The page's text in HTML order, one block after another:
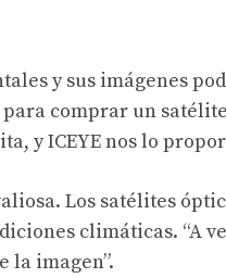
y sus imágenes
comprar un
y ICEYE nos lo
Los satélites
climáticas. “A
la imagen”.